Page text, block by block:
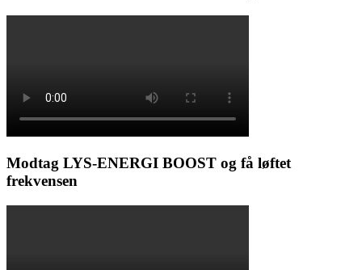
Modtag LYS-ENERGI BOOST og få løftet
frekvensen